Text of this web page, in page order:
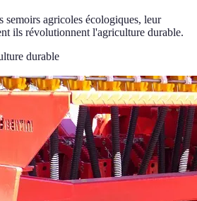
semoirs agricoles écologiques, leur
ils révolutionnent l'agriculture durable.
durable